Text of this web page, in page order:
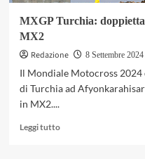
MXGP Turchia:
MX2
Redazione
8 Settembre 2024
Il Mondiale Motocross 2024
di Turchia ad
in MX2....
Leggi tuttoLeggi